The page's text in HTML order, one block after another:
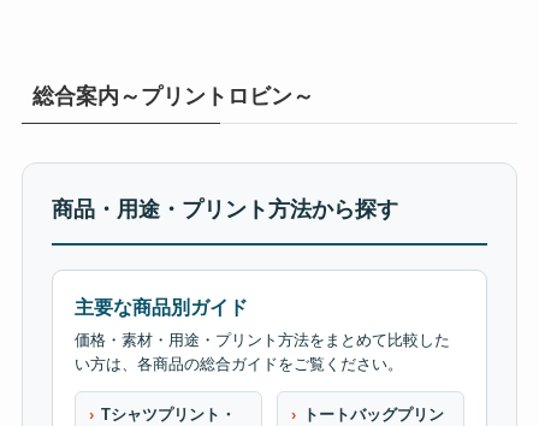
総合案内～プリントロビン～
商品・用途・プリント方法から探す
主要な商品別ガイド
価格・素材・用途・プリント方法をまとめて比較した
い方は、各商品の総合ガイドをご覧ください。
Tシャツプリント・
トートバッグプリン